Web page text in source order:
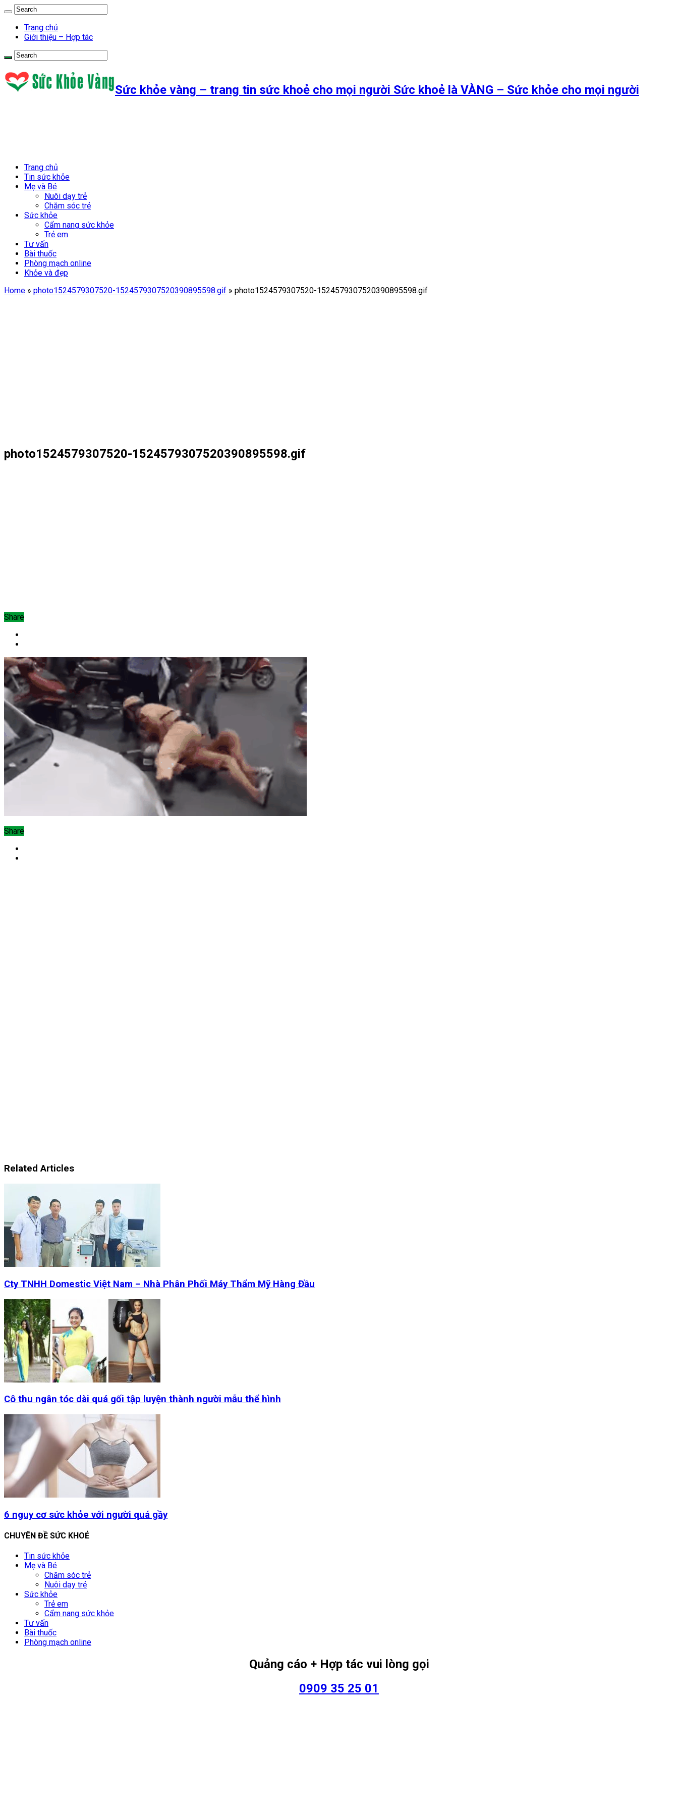
Trang chủ
Giới thiệu – Hợp tác
Sức khỏe vàng – trang tin sức khoẻ cho mọi người Sức khoẻ là VÀNG – Sức khỏe cho mọi người
Trang chủ
Tin sức khỏe
Mẹ và Bé
Nuôi dạy trẻ
Chăm sóc trẻ
Sức khỏe
Cẩm nang sức khỏe
Trẻ em
Tư vấn
Bài thuốc
Phòng mạch online
Khỏe và đẹp
Home » photo1524579307520-1524579307520390895598.gif » photo1524579307520-1524579307520390895598.gif
photo1524579307520-1524579307520390895598.gif
Share
Share
Related Articles
Cty TNHH Domestic Việt Nam – Nhà Phân Phối Máy Thẩm Mỹ Hàng Đầu
Cô thu ngân tóc dài quá gối tập luyện thành người mẫu thể hình
6 nguy cơ sức khỏe với người quá gầy
CHUYÊN ĐỀ SỨC KHOẺ
Tin sức khỏe
Mẹ và Bé
Chăm sóc trẻ
Nuôi dạy trẻ
Sức khỏe
Trẻ em
Cẩm nang sức khỏe
Tư vấn
Bài thuốc
Phòng mạch online
Quảng cáo + Hợp tác vui lòng gọi
0909 35 25 01